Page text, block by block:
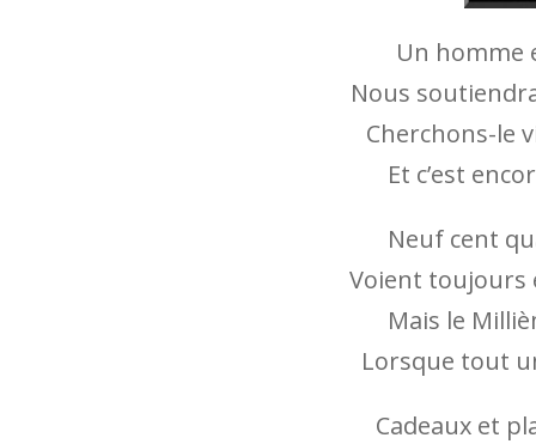
Un homme
Nous
Cherchons-le
Et c’est
Neuf cent
Voient toujours
Mais le
Lorsque tout
Cadeaux et